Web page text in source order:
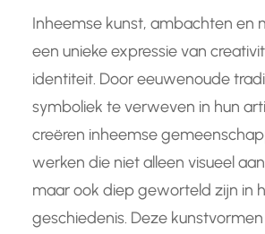
Inheemse kunst, ambachten en
een unieke expressie van
identiteit. Door eeuwenoude
symboliek te verweven in hun
creëren inheemse
werken die niet alleen visueel
maar ook diep geworteld zijn in
geschiedenis. Deze